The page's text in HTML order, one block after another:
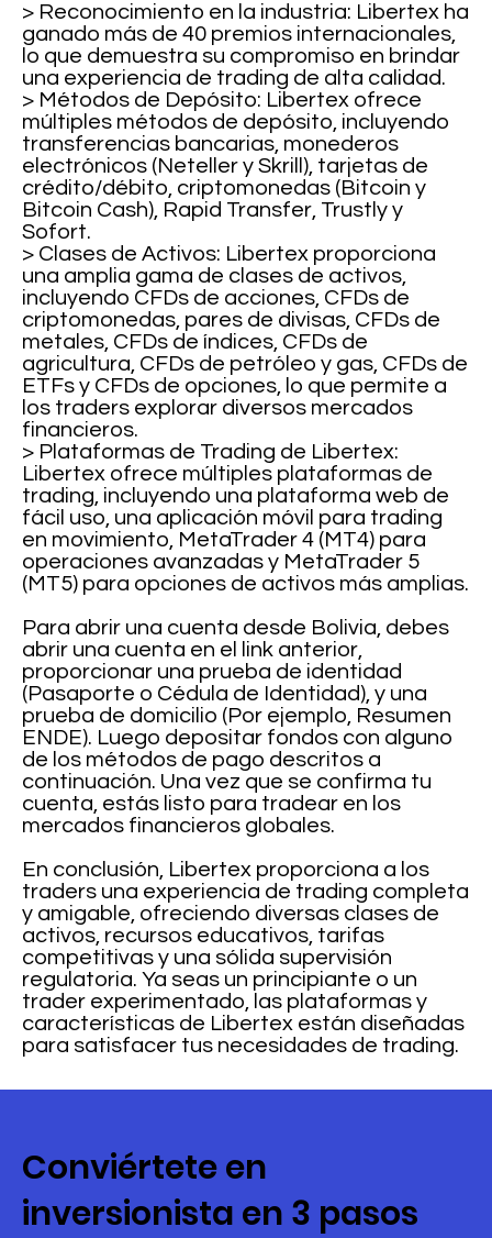
> Reconocimiento en la industria: Libertex ha
ganado más de 40 premios internacionales,
lo que demuestra su compromiso en brindar
una experiencia de trading de alta calidad.
> Métodos de Depósito: Libertex ofrece
múltiples métodos de depósito, incluyendo
transferencias bancarias, monederos
electrónicos (Neteller y Skrill), tarjetas de
crédito/débito, criptomonedas (Bitcoin y
Bitcoin Cash), Rapid Transfer, Trustly y
Sofort.
> Clases de Activos: Libertex proporciona
una amplia gama de clases de activos,
incluyendo CFDs de acciones, CFDs de
criptomonedas, pares de divisas, CFDs de
metales, CFDs de índices, CFDs de
agricultura, CFDs de petróleo y gas, CFDs de
ETFs y CFDs de opciones, lo que permite a
los traders explorar diversos mercados
financieros.
> Plataformas de Trading de Libertex:
Libertex ofrece múltiples plataformas de
trading, incluyendo una plataforma web de
fácil uso, una aplicación móvil para trading
en movimiento, MetaTrader 4 (MT4) para
operaciones avanzadas y MetaTrader 5
(MT5) para opciones de activos más amplias.
Para abrir una cuenta desde Bolivia, debes
abrir una cuenta en el link anterior,
proporcionar una prueba de identidad
(Pasaporte o Cédula de Identidad), y una
prueba de domicilio (Por ejemplo, Resumen
ENDE). Luego depositar fondos con alguno
de los métodos de pago descritos a
continuación. Una vez que se confirma tu
cuenta, estás listo para tradear en los
mercados financieros globales.
En conclusión, Libertex proporciona a los
traders una experiencia de trading completa
y amigable, ofreciendo diversas clases de
activos, recursos educativos, tarifas
competitivas y una sólida supervisión
regulatoria. Ya seas un principiante o un
trader experimentado, las plataformas y
características de Libertex están diseñadas
para satisfacer tus necesidades de trading.
Conviértete en
inversionista en 3 pasos